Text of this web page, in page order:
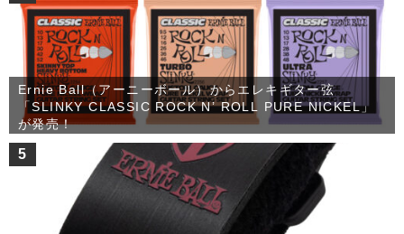
Ernie Ball（アーニーボール）からエレキギター弦
「SLINKY CLASSIC ROCK N’ ROLL PURE NICKEL」
が発売！
5